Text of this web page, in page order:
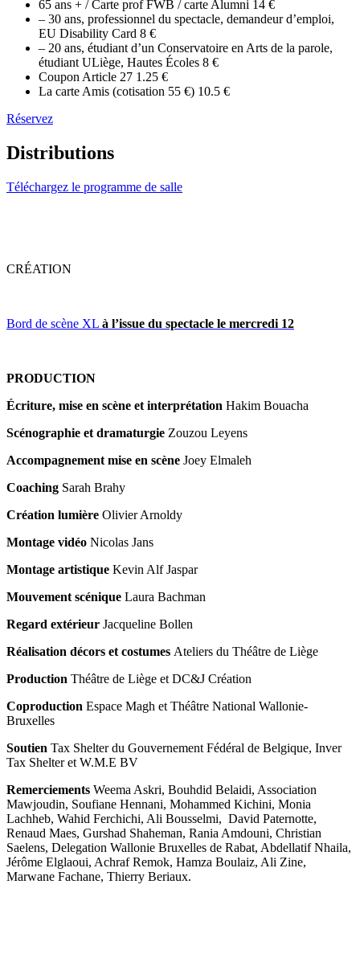
65 ans + / Carte prof FWB / carte Alumni 14 €
– 30 ans, professionnel du spectacle, demandeur d’emploi,
EU Disability Card 8 €
– 20 ans, étudiant d’un Conservatoire en Arts de la parole,
étudiant ULiège, Hautes Écoles 8 €
Coupon Article 27 1.25 €
La carte Amis (cotisation 55 €) 10.5 €
Réservez
Distributions
Téléchargez le programme de salle
CRÉATION
Bord de scène XL à l’issue du spectacle le mercredi 12
PRODUCTION
Écriture, mise en scène et interprétation Hakim Bouacha
Scénographie et dramaturgie Zouzou Leyens
Accompagnement mise en scène Joey Elmaleh
Coaching Sarah Brahy
Création lumière Olivier Arnoldy
Montage vidéo Nicolas Jans
Montage artistique Kevin Alf Jaspar
Mouvement scénique Laura Bachman
Regard extérieur Jacqueline Bollen
Réalisation décors et costumes Ateliers du Théâtre de Liège
Production Théâtre de Liège et DC&J Création
Coproduction Espace Magh et Théâtre National Wallonie-
Bruxelles
Soutien Tax Shelter du Gouvernement Fédéral de Belgique, Inver
Tax Shelter et W.M.E BV
Remerciements Weema Askri, Bouhdid Belaidi, Association
Mawjoudin, Soufiane Hennani, Mohammed Kichini, Monia
Lachheb, Wahid Ferchichi, Ali Bousselmi, David Paternotte,
Renaud Maes, Gurshad Shaheman, Rania Amdouni, Christian
Saelens, Delegation Wallonie Bruxelles de Rabat, Abdellatif Nhaila,
Jérôme Elglaoui, Achraf Remok, Hamza Boulaiz, Ali Zine,
Marwane Fachane, Thierry Beriaux.